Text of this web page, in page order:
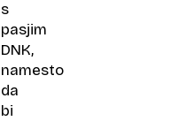
s
pasjim
DNK,
namesto
da
bi